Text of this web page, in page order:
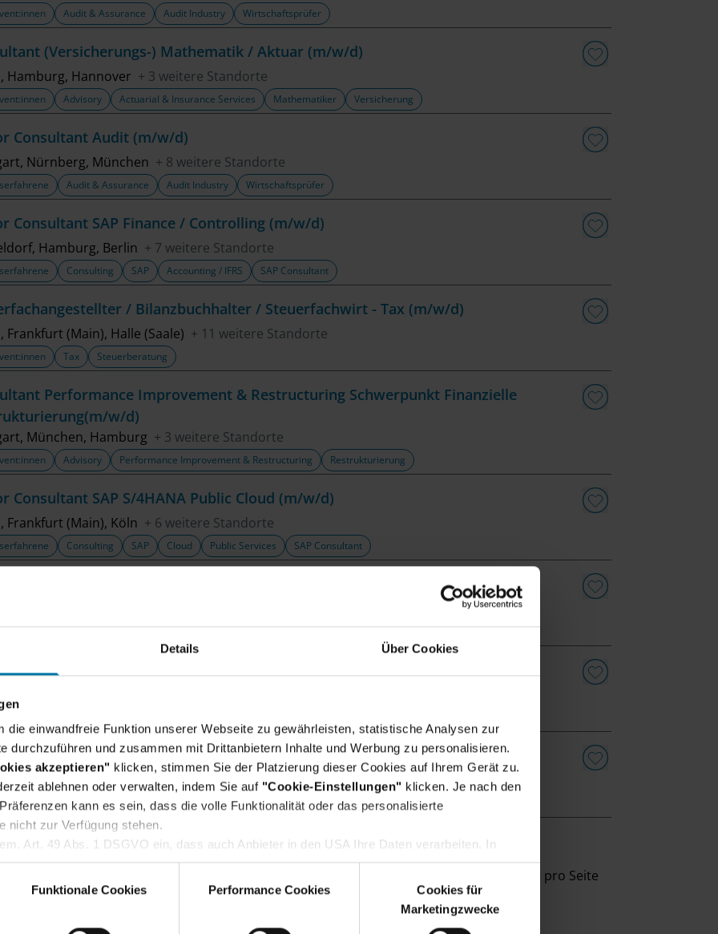
Details Über Cookies
die einwandfreie Funktion unserer Webseite zu gewährleisten, statistische Analysen zur
durchzuführen und zusammen mit Drittanbietern Inhalte und Werbung zu personalisieren.
akzeptieren" klicken, stimmen Sie der Platzierung dieser Cookies auf Ihrem Gerät zu.
ablehnen oder verwalten, indem Sie auf "Cookie-Einstellungen" klicken. Je nach den
kann es sein, dass die volle Funktionalität oder das personalisierte
nicht zur Verfügung stehen.
Art. 49 Abs. 1 DSGVO ein, dass auch Anbieter in den USA Ihre Daten verarbeiten. In
die übermittelten Daten durch lokale Behörden verarbeitet werden.
Sie im Cookie-Hinweis
Funktionale Cookies Performance Cookies
Cookies für
Marketingzwecke
Audit & Assurance Audit Industry Wirtschaftsprüfer
(Versicherungs-) Mathematik / Aktuar (m/w/d)
Hamburg, Hannover + 3 weitere Standorte
Advisory Actuarial & Insurance Services Mathematiker Versicherung
Consultant Audit (m/w/d)
Nürnberg, München + 8 weitere Standorte
Audit & Assurance Audit Industry Wirtschaftsprüfer
Consultant SAP Finance / Controlling (m/w/d)
Hamburg, Berlin + 7 weitere Standorte
Consulting SAP Accounting / IFRS SAP Consultant
/ Bilanzbuchhalter / Steuerfachwirt - Tax (m/w/d)
Frankfurt (Main), Halle (Saale) + 11 weitere Standorte
Tax Steuerberatung
Performance Improvement & Restructuring Schwerpunkt Finanzielle
w/d)
München, Hamburg + 3 weitere Standorte
Advisory Performance Improvement & Restructuring Restrukturierung
Consultant SAP S/4HANA Public Cloud (m/w/d)
Frankfurt (Main), Köln + 6 weitere Standorte
Consulting SAP Cloud Public Services SAP Consultant
Advisory Regulatory & Financial Risk
Cloud Software Engineer (m/w/d)
Consultant M&A Analytics - Transaction Diligence (m/w/d)
Frankfurt (Main), Hamburg+ 2 weitere Standorte
Advisory M&A AI & Data Analytics Mergers and Acquisitions
Ergebnisse pro Seite